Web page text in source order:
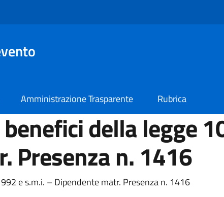
Amministrazione Trasparente Rubrica
della legge
Presenza n. 1416
e s.m.i. – Dipendente matr. Presenza n. 1416